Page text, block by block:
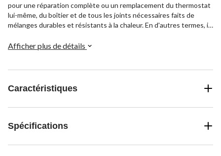
pour une réparation complète ou un remplacement du thermostat
lui-même, du boîtier et de tous les joints nécessaires faits de
mélanges durables et résistants à la chaleur. En d'autres termes, il
sécurité, en rétablissant un contrôle précis de la température et
Afficher plus de détails
Caractéristiques
Spécifications